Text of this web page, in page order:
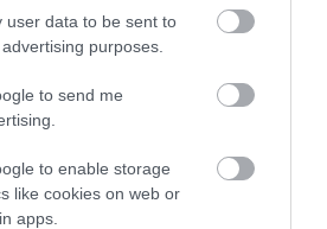
user data to be sent to
purposes.
to send me
to enable storage
like cookies on web or
apps.
minden alkalommal megállja a
házilag – tippek és ötletek